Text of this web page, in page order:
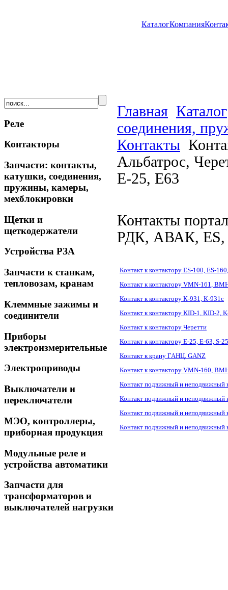
КаталогКомпания
Реле
Контакторы
Запчасти: контакты,
катушки, соединения,
пружины, камеры,
мехблокировки
Щетки и
щеткодержатели
Устройства РЗА
Запчасти к станкам,
тепловозам, кранам
Клеммные зажимы и
соединители
Приборы
электроизмерительные
Электроприводы
Выключатели и
переключатели
МЭО, контроллеры,
приборная продукция
Модульные реле и
устройства автоматики
Запчасти для
трансформаторов и
выключателей нагрузки
Главная Каталог
соединения,
Контакты
Альбатрос,
Е-25, Е63
Контакты
РДК, АВАК, ES,
Контакт к контактору ES-100, ES-
Контакт к контактору VMN-161,
Контакт к контактору К-931, К-931с
Контакт к контактору KID-1, KID-2,
Контакт к контактору Черетти
Контакт к контактору Е-25, Е-63, S-
Контакт к крану ГАНЦ, GANZ
Контакт к контактору VMN-160,
Контакт подвижный и неподвижный
Контакт подвижный и неподвижный
Контакт подвижный и неподвижный
Контакт подвижный и неподвижный